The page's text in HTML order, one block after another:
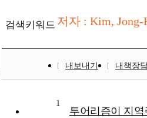
검색키워드 저자 : Kim,
내보내기 내책장
1
투어리즘이 지